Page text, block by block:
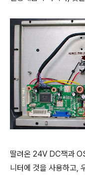
딸려온 24V DC잭과
니터에 것을 사용하고,